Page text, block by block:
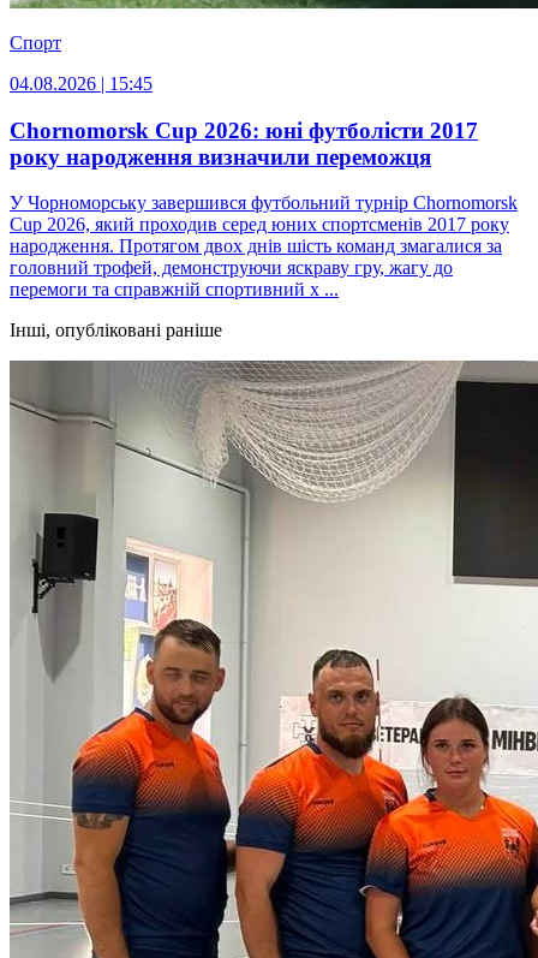
Спорт
04.08.2026 | 15:45
Chornomorsk Cup 2026: юні футболісти 2017
року народження визначили переможця
У Чорноморську завершився футбольний турнір Chornomorsk
Cup 2026, який проходив серед юних спортсменів 2017 року
народження. Протягом двох днів шість команд змагалися за
головний трофей, демонструючи яскраву гру, жагу до
перемоги та справжній спортивний х ...
Інші, опубліковані раніше